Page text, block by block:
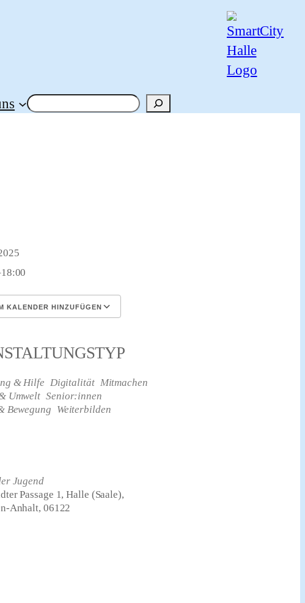
Suchen
KALENDER HINZUFÜGEN
& Hilfe Digitalität Mitmachen
Umwelt Senior:innen
Bewegung Weiterbilden
Jugend
Passage 1, Halle (Saale),
Anhalt, 06122